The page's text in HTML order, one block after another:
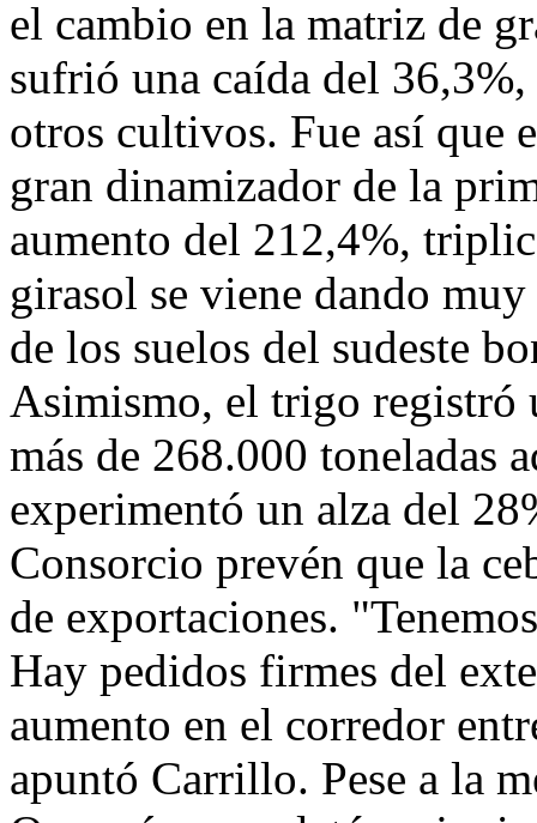
el cambio en la matriz de
sufrió una caída del
otros cultivos. Fue así que
gran dinamizador de la
aumento del 212,4%,
girasol se viene dando
de los suelos del sudeste
Asimismo, el trigo registró
más de 268.000 toneladas
experimentó un alza del
Consorcio prevén que la
de exportaciones.
Hay pedidos firmes del
aumento en el corredor
apuntó Carrillo. Pese a la